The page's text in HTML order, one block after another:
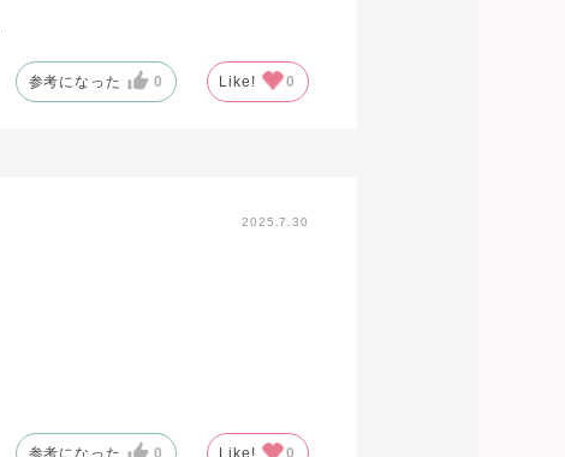
参考になった 0 Like! 0
2025.7.30
参考になった 0 Like! 0